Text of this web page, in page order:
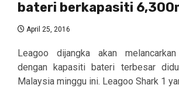
bateri berkapasiti
April 25, 2016
Leagoo dijangka akan
dengan kapasiti bateri terbesar
Malaysia minggu ini. Leagoo Shark 1